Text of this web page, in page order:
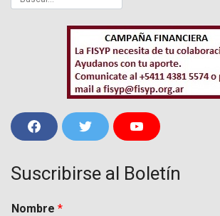
F
a
b
k
w
t
Y
o
u
Suscribirse al Boletín
Nombre *